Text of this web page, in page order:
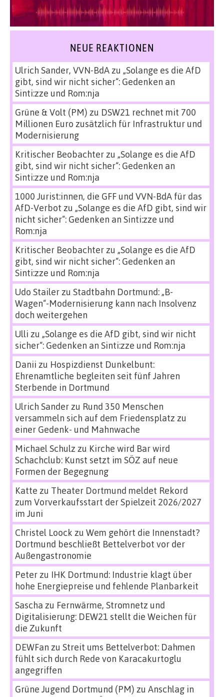
NEUE REAKTIONEN
Ulrich Sander, VVN-BdAzu „Solange es die AfD
gibt, sind wir nicht sicher“: Gedenken an
Sinti:zze und Rom:nja
Grüne & Volt (PM) zu DSW21 rechnet mit 700
Millionen Euro zusätzlich für Infrastruktur und
Modernisierung
Kritischer Beobachterzu „Solange es die AfD
gibt, sind wir nicht sicher“: Gedenken an
Sinti:zze und Rom:nja
1000 Jurist:innen, die GFF und VVN-BdA für das
AfD-Verbot zu „Solange es die AfD gibt, sind wir
nicht sicher“: Gedenken an Sinti:zze und
Rom:nja
Kritischer Beobachterzu „Solange es die AfD
gibt, sind wir nicht sicher“: Gedenken an
Sinti:zze und Rom:nja
Udo Stailerzu Stadtbahn Dortmund: „B-
Wagen“-Modernisierung kann nach Insolvenz
doch weitergehen
Ulli zu „Solange es die AfD gibt, sind wir nicht
sicher“: Gedenken an Sinti:zze und Rom:nja
Danii zu Hospizdienst Dunkelbunt:
Ehrenamtliche begleiten seit fünf Jahren
Sterbende in Dortmund
Ulrich Sanderzu Rund 350 Menschen
versammeln sich auf dem Friedensplatz zu
einer Gedenk- und Mahnwache
Michael Schulz zu Kirche wird Bar wird
Schachclub: Kunst setzt im SÖZ auf neue
Formen der Begegnung
Katte zu Theater Dortmund meldet Rekord
zum Vorverkaufsstart der Spielzeit 2026/2027
im Juni
Christel Loock zu Wem gehört die Innenstadt?
Dortmund beschließt Bettelverbot vor der
Außengastronomie
Peterzu IHK Dortmund: Industrie klagt über
hohe Energiepreise und fehlende Planbarkeit
Sascha zu Fernwärme, Stromnetz und
Digitalisierung: DEW21 stellt die Weichen für
die Zukunft
DEWFan zu Streit ums Bettelverbot: Dahmen
fühlt sich durch Rede von Karacakurtoglu
angegriffen
Grüne Jugend Dortmund (PM) zu Anschlag in